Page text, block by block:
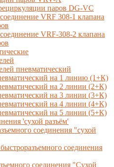
паров DG-VC
VRF 308-1 клапана
VRF-308-2 клапана
пневматический
на 1 линию (1+К)
на 2 линии (2+К)
на 3 линии (3+К)
на 4 линии (4+К)
на 5 линии (5+К)
'сухой разъём'
соединения "сухой
соединения
соединения "Сухой